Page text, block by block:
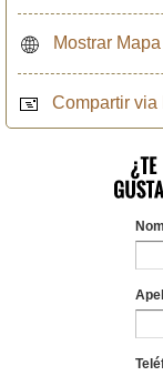
Mostrar Mapa
Compartir via